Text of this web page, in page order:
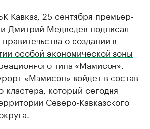
Кавказ, 25 сентября премьер-
Дмитрий Медведев подписал
осоздании в
особой экономической зоны
типа «Мамисон».
«Мамисон» войдет в состав
кластера, который сегодня
Северо-Кавказского